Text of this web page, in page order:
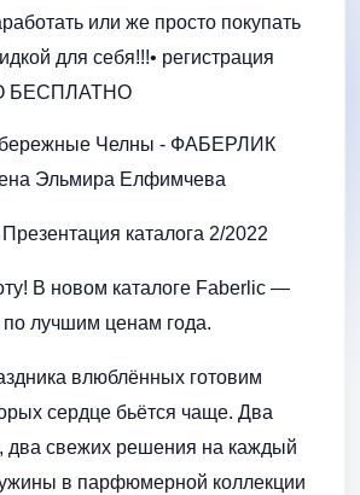
или же просто покупать
для себя!!!• регистрация
БЕСПЛАТНО
Челны - ФАБЕРЛИК
Эльмира Елфимчева
каталога 2/2022
В новом каталоге Faberlic —
лучшим ценам года.
влюблённых готовим
сердце бьётся чаще. Два
два свежих решения на каждый
в парфюмерной коллекции